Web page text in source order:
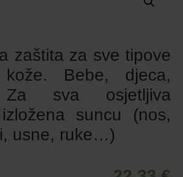
zaštita za sve tipove
kože. Bebe, djeca,
Za sva osjetljiva
suncu (nos,
usne, ruke…)